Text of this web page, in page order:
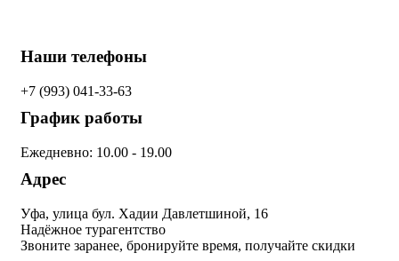
Наши телефоны
+7 (993) 041-33-63
График работы
Ежедневно: 10.00 - 19.00
Адрес
Уфа, улица бул. Хадии Давлетшиной, 16
Надёжное турагентство
Звоните заранее, бронируйте время, получайте скидки